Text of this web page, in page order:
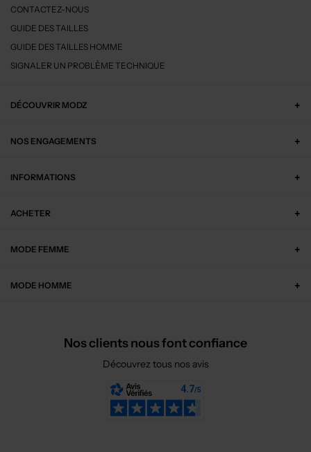
CONTACTEZ-NOUS
GUIDE DES TAILLES
GUIDE DES TAILLES HOMME
SIGNALER UN PROBLÈME TECHNIQUE
DÉCOUVRIR MODZ
NOS ENGAGEMENTS
INFORMATIONS
ACHETER
MODE FEMME
MODE HOMME
Nos clients nous font confiance
Découvrez tous nos avis